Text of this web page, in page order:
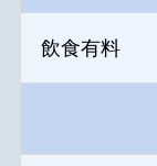
飲食有料